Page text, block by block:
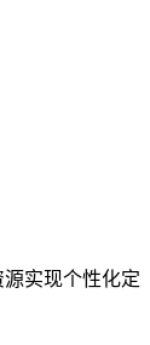
实现个性化定